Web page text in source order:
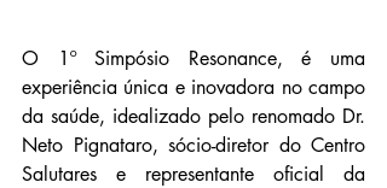
O 1º Simpósio Resonance, é uma
experiência única e inovadora no campo
da saúde, idealizado pelo renomado Dr.
Neto Pignataro, sócio-diretor do Centro
Salutares e representante oficial da